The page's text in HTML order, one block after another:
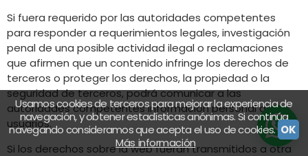
Si fuera requerido por las autoridades competentes
para responder a requerimientos legales, investigación
penal de una posible actividad ilegal o reclamaciones
que afirmen que un contenido infringe los derechos de
terceros o proteger los derechos, la propiedad o la
seguridad de terceros, podrá comunicar a las
autoridades competentes información personal de los
usuarios.
Si los derechos sobre la web fueran transmitidos a otra
Usamos cookies de terceros para mejorar la experiencia de
navegación, y obtener estadísticas anónimas. Si continúa
navegando consideramos que acepta el uso de cookies. OK
Más información